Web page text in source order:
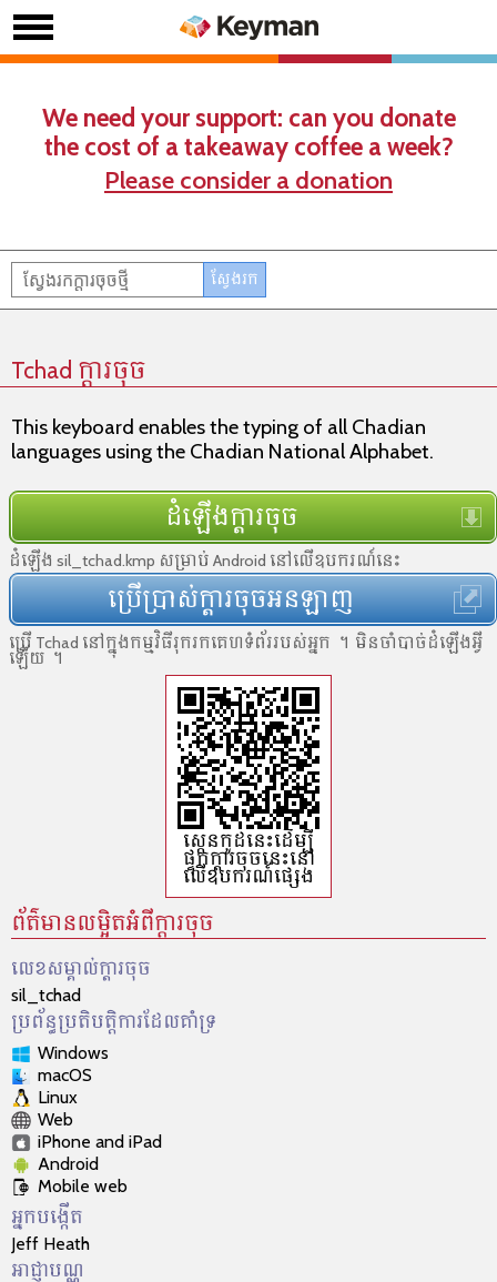
We need your support: can you donate
the cost of a takeaway coffee a week?
Please consider a donation
Tchad ក្តារចុច
This keyboard enables the typing of all Chadian
languages using the Chadian National Alphabet.
ដំឡើងក្ដារចុច
ដំឡើង sil_tchad.kmp សម្រាប់ Android នៅលើឧបករណ៍នេះ
ប្រើប្រាស់ក្ដារចុចអនឡាញ
ប្រើ Tchad នៅ​ក្នុង​កម្មវិធី​រុករកគេហទំព័រ​របស់​អ្នក ។ មិន​ចាំបាច់​ដំឡើង​អ្វី​
ឡើយ ។
ស្កេនកូដ​នេះដើម្បី​
ផ្ទុក​ក្ដារចុចនេះ​នៅ​
លើ​ឧបករណ៍​ផ្សេង
ព័ត៌មានលម្អិតអំពីក្តារចុច
លេខសម្គាល់​ក្ដារចុច
sil_tchad
ប្រព័ន្ធប្រតិបត្តិការដែលគាំទ្រ
Windows
macOS
Linux
Web
iPhone and iPad
Android
Mobile web
អ្នកបង្កើត
Jeff Heath
អាជ្ញា​បណ្ណ​